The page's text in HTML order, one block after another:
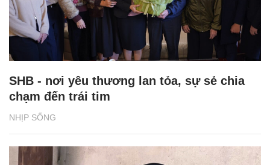
NHỊP SỐNG
SHB - nơi yêu thương lan tỏa, sự sẻ chia
chạm đến trái tim